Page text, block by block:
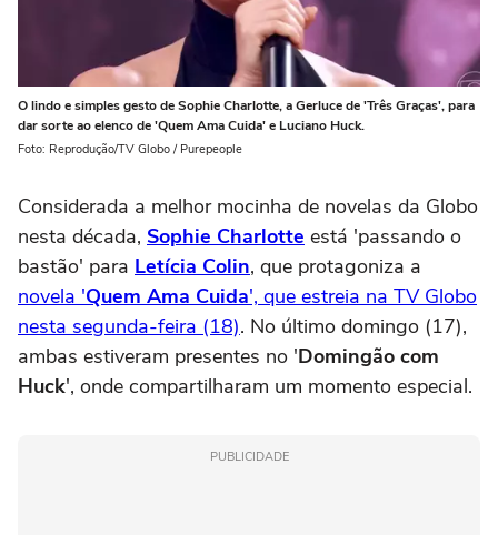
O lindo e simples gesto de Sophie Charlotte, a Gerluce de 'Três Graças', para
dar sorte ao elenco de 'Quem Ama Cuida' e Luciano Huck.
Foto: Reprodução/TV Globo / Purepeople
Considerada a melhor mocinha de novelas da Globo
nesta década, Sophie Charlotte está 'passando o
bastão' para Letícia Colin, que protagoniza a
novela 'Quem Ama Cuida', que estreia na TV Globo
nesta segunda-feira (18). No último domingo (17),
ambas estiveram presentes no 'Domingão com
Huck', onde compartilharam um momento especial.
PUBLICIDADE